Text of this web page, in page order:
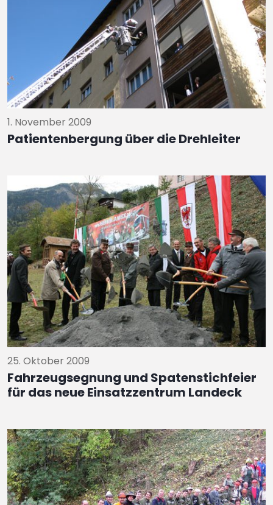
1. November 2009
Patientenbergung über die Drehleiter
25. Oktober 2009
Fahrzeugsegnung und Spatenstichfeier
für das neue Einsatzzentrum Landeck